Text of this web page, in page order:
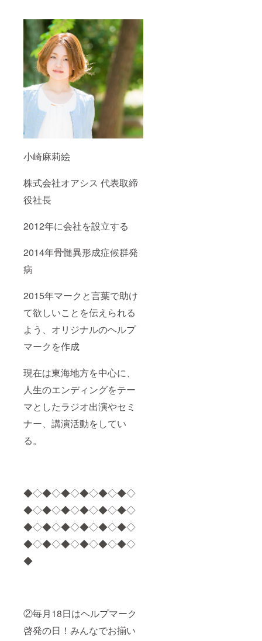
小崎麻莉絵
株式会社オアシス 代表取締
役社長
2012年に会社を設立する
2014年骨髄異形成症候群発
病
2015年マークと言葉で助け
て欲しいことを伝えられる
よう、オリジナルのヘルプ
マークを作成
現在は東海地方を中心に、
人生のエンディングをテー
マとしたラジオ出演やセミ
ナー、講演活動をしてい
る。
◆◇◆◇◆◇◆◇◆◇◆◇
◆◇◆◇◆◇◆◇◆◇◆◇
◆◇◆◇◆◇◆◇◆◇◆◇
◆◇◆◇◆◇◆◇◆◇◆◇
◆
②毎月18日はヘルプマーク
啓発の日！みんなでお揃い